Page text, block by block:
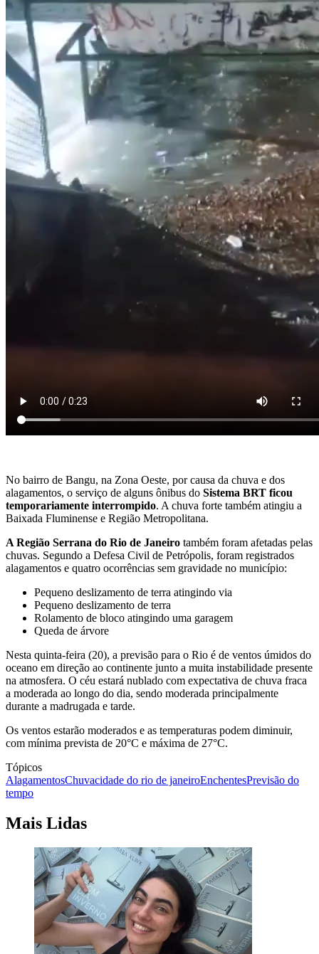
No bairro de Bangu, na Zona Oeste, por causa da chuva e dos
alagamentos, o serviço de alguns ônibus do Sistema BRT ficou
temporariamente interrompido. A chuva forte também atingiu a
Baixada Fluminense e Região Metropolitana.
A Região Serrana do Rio de Janeiro também foram afetadas pelas
chuvas. Segundo a Defesa Civil de Petrópolis, foram registrados
alagamentos e quatro ocorrências sem gravidade no município:
Pequeno deslizamento de terra atingindo via
Pequeno deslizamento de terra
Rolamento de bloco atingindo uma garagem
Queda de árvore
Nesta quinta-feira (20), a previsão para o Rio é de ventos úmidos do
oceano em direção ao continente junto a muita instabilidade presente
na atmosfera. O céu estará nublado com expectativa de chuva fraca
a moderada ao longo do dia, sendo moderada principalmente
durante a madrugada e tarde.
Os ventos estarão moderados e as temperaturas podem diminuir,
com mínima prevista de 20°C e máxima de 27°C.
Tópicos
AlagamentosChuvacidade do rio de janeiroEnchentesPrevisão do
tempo
Mais Lidas